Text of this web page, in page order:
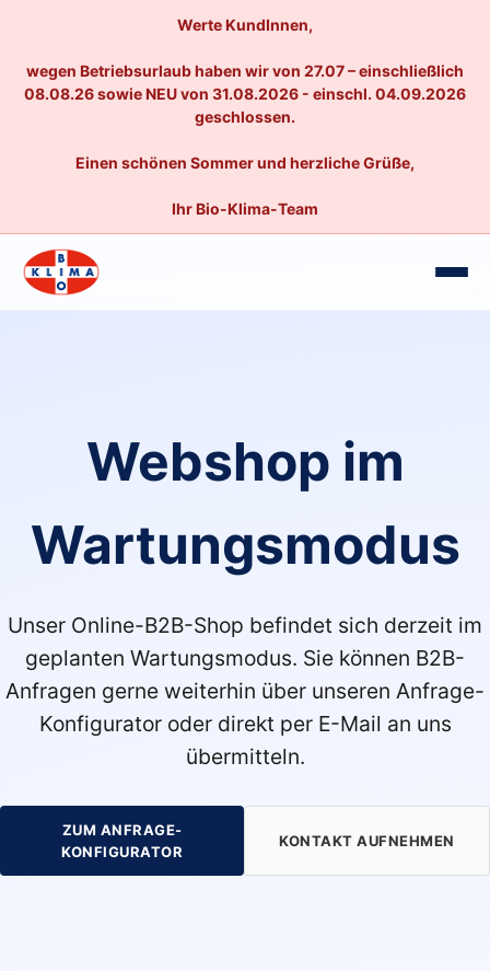
Werte KundInnen,
wegen Betriebsurlaub haben wir von 27.07 – einschließlich
08.08.26 sowie NEU von 31.08.2026 - einschl. 04.09.2026
geschlossen.
Einen schönen Sommer und herzliche Grüße,
Ihr Bio-Klima-Team
Webshop im
Wartungsmodus
Unser Online-B2B-Shop befindet sich derzeit im
geplanten Wartungsmodus. Sie können B2B-
Anfragen gerne weiterhin über unseren Anfrage-
Konfigurator oder direkt per E-Mail an uns
übermitteln.
ZUM ANFRAGE-
KONFIGURATOR
KONTAKT AUFNEHMEN